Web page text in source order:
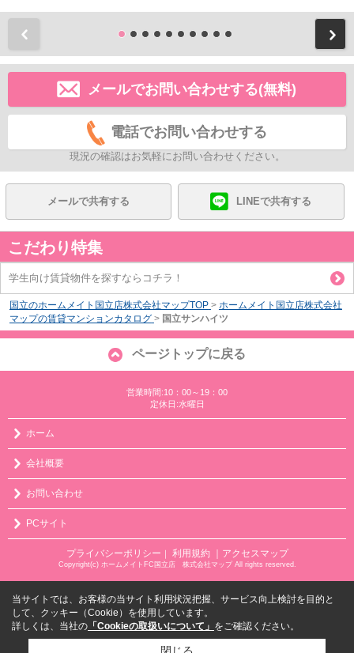
メールでお問い合わせする(無料)
電話でお問い合わせする
現況の確認はお気軽にお問い合わせください。
メールで共有する LINEで共有する
こだわり特集
学生向け賃貸物件を探すならコチラ！
国立のホームメイト国立店株式会社マップTOP > ホームメイト国立店株式会社
マップの賃貸マンションカタログ > 国立サンハイツ
ページトップに戻る
営業時間:10：00～19：00
定休日:水曜日
ホーム
会社概要
お問い合わせ
PCサイト
プライバシーポリシー 利用規約 ｜アクセスマップ
Copyright(c) ホームメイトFC国立店 株式会社マップ All rights reserved.
当サイトでは、お客様の当サイト利用状況把握、サービス向上検討を目的と
して、クッキー（Cookie）を使用しています。
詳しくは、当社の 「Cookieの取扱いについて」 をご確認ください。